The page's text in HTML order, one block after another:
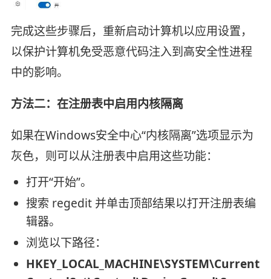
完成这些步骤后，重新启动计算机以应用设置，
以保护计算机免受恶意代码注入到高安全性进程
中的影响。
方法二：在注册表中启用内核隔离
如果在Windows安全中心“内核隔离”选项显示为
灰色，则可以从注册表中启用这些功能：
打开“开始”。
搜索 regedit 并单击顶部结果以打开注册表编
辑器。
浏览以下路径：
HKEY_LOCAL_MACHINE\SYSTEM\Current